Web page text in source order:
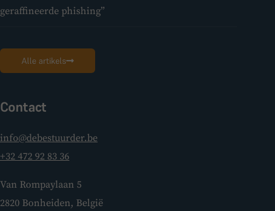
geraffineerde phishing”
Alle artikels
Contact
info@debestuurder.be
+32 472 92 83 36
Van Rompaylaan 5
2820 Bonheiden, België